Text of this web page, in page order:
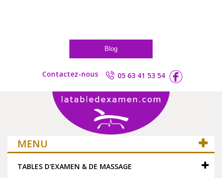
Blog
Contactez-nous 05 63 41 53 54
MENU
TABLES D'EXAMEN & DE MASSAGE